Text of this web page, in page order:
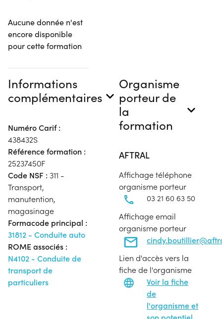
Aucune donnée n'est
encore disponible
pour cette formation
Informations
complémentaires
Numéro Carif :
438432S
Référence formation :
25237450F
Code NSF : 311 -
Transport,
manutention,
magasinage
Formacode principal :
31812 - Conduite auto
ROME associés :
N4102 - Conduite de
transport de
particuliers
Organisme
porteur de
la
formation
AFTRAL
Affichage téléphone
organisme porteur
03 21 60 63 50
Affichage email
organisme porteur
Lien d'accès vers la
fiche de l'organisme
Voir la fiche
de
l'organisme et